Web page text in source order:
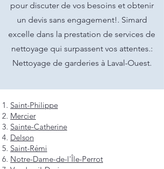
pour discuter de vos besoins et obtenir
un devis sans engagement!. Simard
excelle dans la prestation de services de
nettoyage qui surpassent vos attentes.:
Nettoyage de garderies à Laval-Ouest.
Saint-Philippe
Mercier
Sainte-Catherine
Delson
Saint-Rémi
Notre-Dame-de-l'Île-Perrot